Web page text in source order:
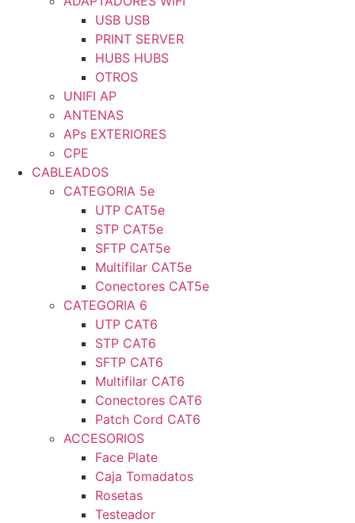
USB USB
PRINT SERVER
HUBS HUBS
OTROS
UNIFI AP
ANTENAS
APs EXTERIORES
CPE
CABLEADOS
CATEGORIA 5e
UTP CAT5e
STP CAT5e
SFTP CAT5e
Multifilar CAT5e
Conectores CAT5e
CATEGORIA 6
UTP CAT6
STP CAT6
SFTP CAT6
Multifilar CAT6
Conectores CAT6
Patch Cord CAT6
ACCESORIOS
Face Plate
Caja Tomadatos
Rosetas
Testeador